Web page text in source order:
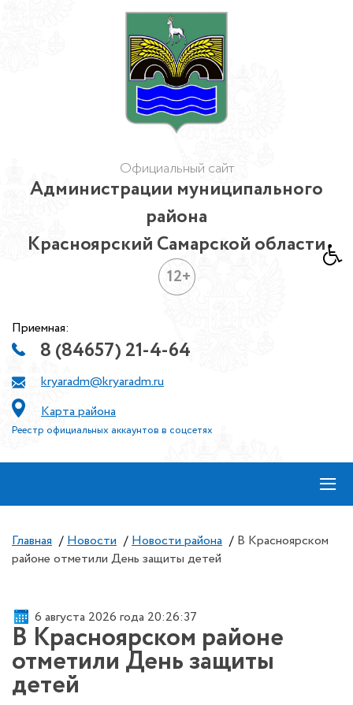
Официальный сайт
Администрации муниципального
района
Красноярский Самарской области
12+
Приемная:
8 (84657) 21-4-64
kryaradm@kryaradm.ru
Карта района
Реестр официальных аккаунтов в соцсетях
≡
Главная / Новости / Новости района / В Красноярском
районе отметили День защиты детей
6 августа 2026 года 20:26:38
В Красноярском районе
отметили День защиты
детей